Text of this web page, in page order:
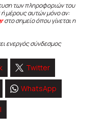
των πληροφοριών του
μέρους αυτών μόνο αν:
στο σημείο όπου γίνεται η
ενεργός σύνδεσμος
Twitter
WhatsApp